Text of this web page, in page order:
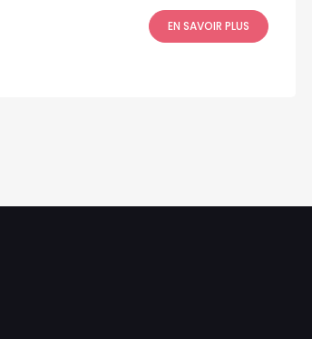
EN SAVOIR PLUS